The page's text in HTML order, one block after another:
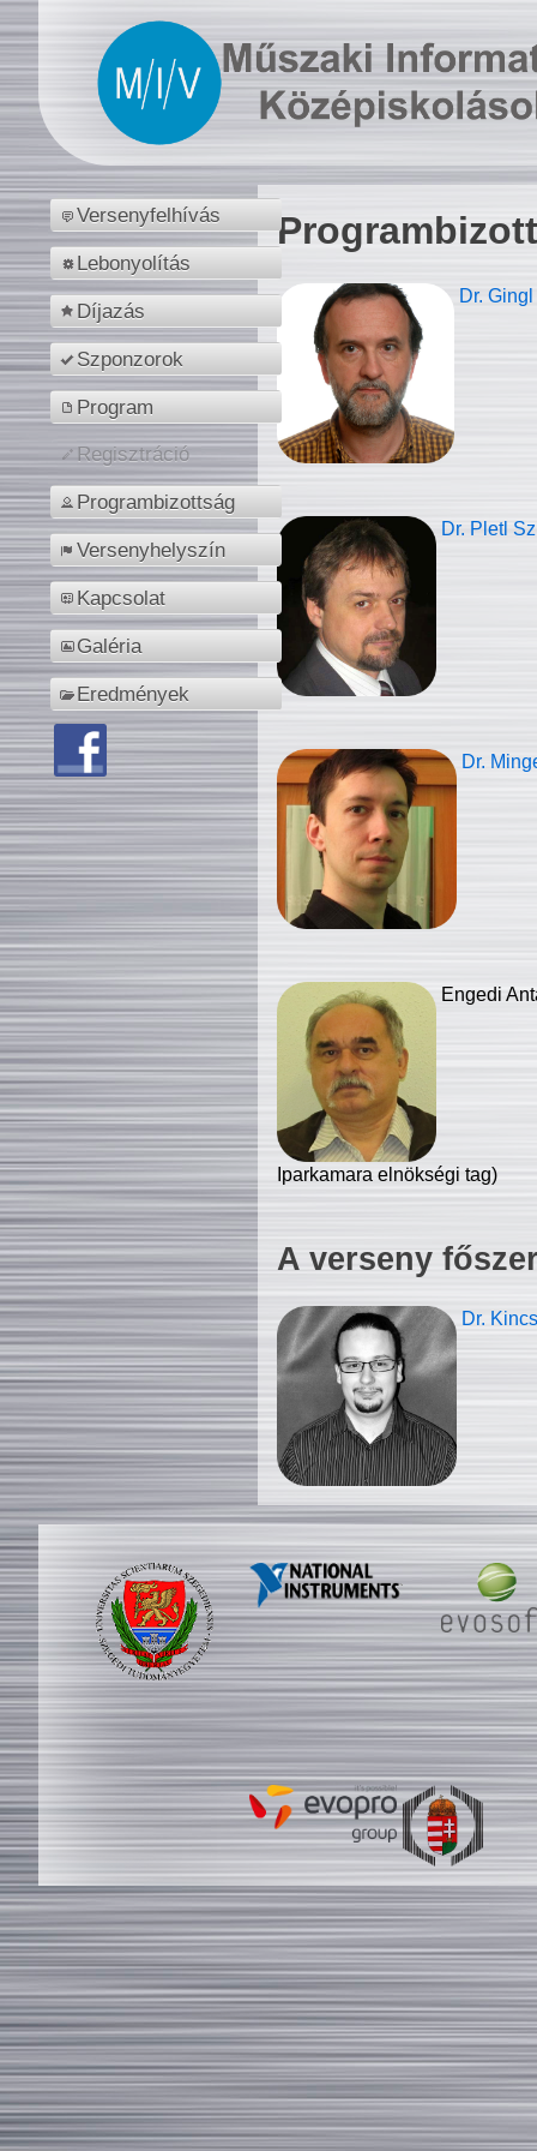
Versenyfelhívás
Lebonyolítás
Díjazás
Szponzorok
Program
Regisztráció
Programbizottság
Versenyhelyszín
Kapcsolat
Galéria
Eredmények
Dr.
Dr. Pletl
Dr.
Engedi
Iparkamara elnökségi tag)
A verseny
Dr.